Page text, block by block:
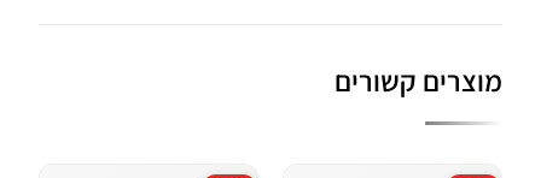
מוצרים קשורים